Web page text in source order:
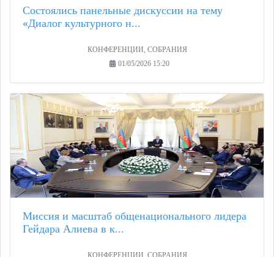
Состоялись панельные дискуссии на тему
«Диалог культурного н...
КОНФЕРЕНЦИИ, СОБРАНИЯ
01/05/2026 15:20
Миссия и масштаб общенационального лидера
Гейдара Алиева в к...
КОНФЕРЕНЦИИ, СОБРАНИЯ